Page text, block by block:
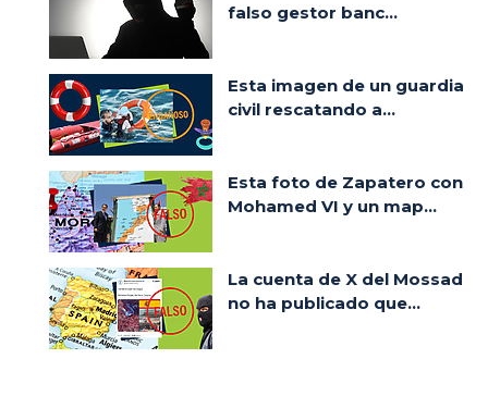
falso gestor banc...
Esta imagen de un guardia
civil rescatando a...
Esta foto de Zapatero con
Mohamed VI y un map...
La cuenta de X del Mossad
no ha publicado que...